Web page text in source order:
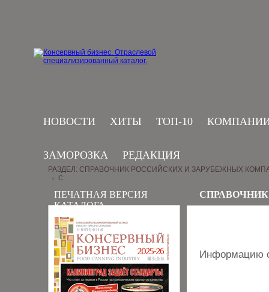
НОВОСТИ ХИТЫ ТОП-10
ЗАМОРОЗКА РЕДАКЦИЯ
ПЕЧАТНАЯ ВЕРСИЯ
КАТАЛОГА
РАЗДЕЛ: СПРАВОЧНИК РОССИЙСКИХ И ЗАРУБЕЖНЫХ
› С
Информацию